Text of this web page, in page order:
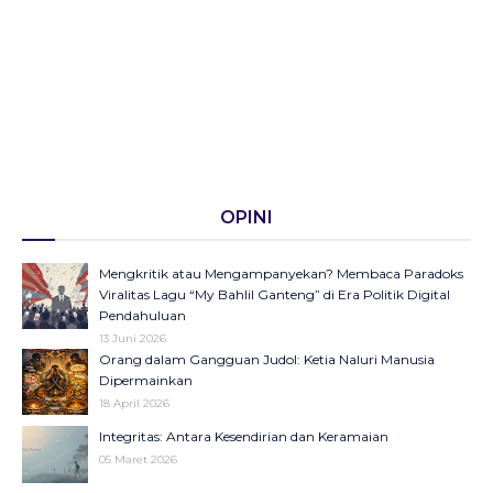
OPINI
Mengkritik atau Mengampanyekan? Membaca Paradoks
Viralitas Lagu “My Bahlil Ganteng” di Era Politik Digital
Pendahuluan
13 Juni 2026
Orang dalam Gangguan Judol: Ketia Naluri Manusia
Dipermainkan
18 April 2026
Integritas: Antara Kesendirian dan Keramaian
05 Maret 2026